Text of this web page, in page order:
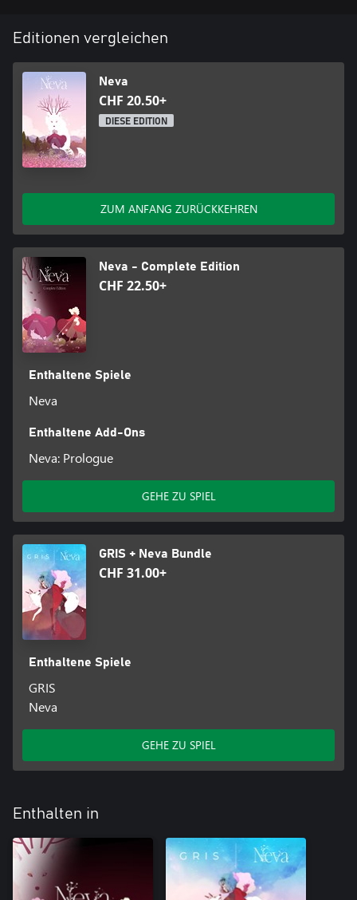
Editionen vergleichen
Neva
CHF 20.50+
DIESE EDITION
ZUM ANFANG ZURÜCKKEHREN
Neva - Complete Edition
CHF 22.50+
Enthaltene Spiele
Neva
Enthaltene Add-Ons
Neva: Prologue
GEHE ZU SPIEL
GRIS + Neva Bundle
CHF 31.00+
Enthaltene Spiele
GRIS
Neva
GEHE ZU SPIEL
Enthalten in